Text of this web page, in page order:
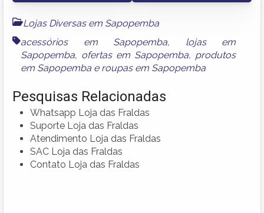
Lojas Diversas em Sapopemba
acessórios em Sapopemba, lojas em
Sapopemba, ofertas em Sapopemba, produtos
em Sapopemba e roupas em Sapopemba
Pesquisas Relacionadas
Whatsapp Loja das Fraldas
Suporte Loja das Fraldas
Atendimento Loja das Fraldas
SAC Loja das Fraldas
Contato Loja das Fraldas